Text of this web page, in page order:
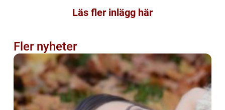
Läs fler inlägg här
Fler nyheter